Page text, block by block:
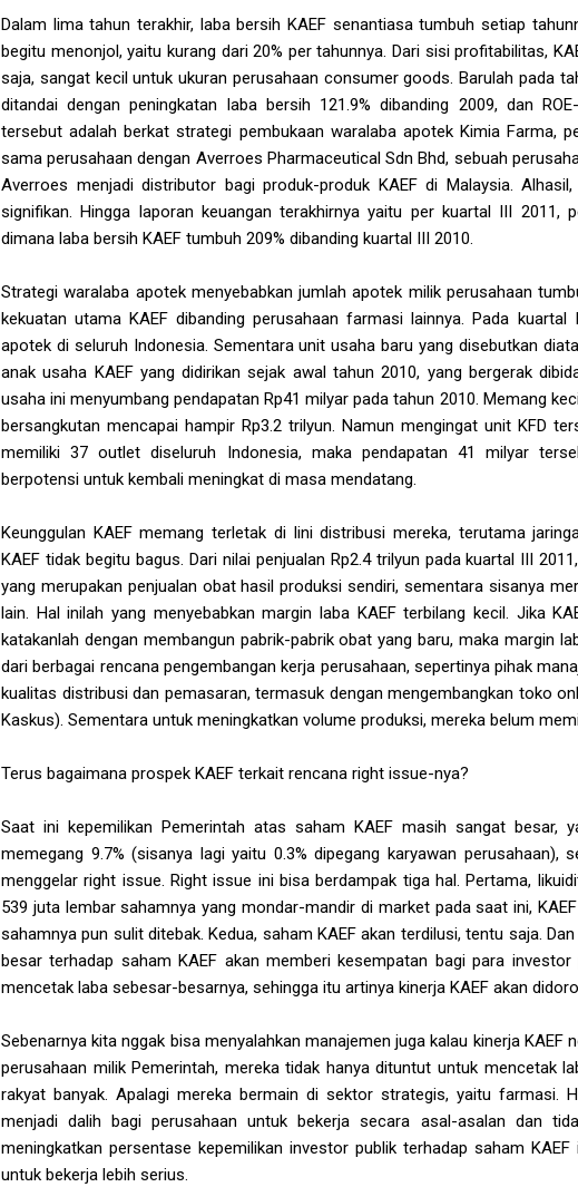
Dalam lima tahun terakhir, laba bersih KAEF senantiasa tumbuh setiap
begitu menonjol, yaitu kurang dari 20% per tahunnya. Dari sisi profitabilitas,
saja, sangat kecil untuk ukuran perusahaan consumer goods. Barulah pada
ditandai dengan peningkatan laba bersih 121.9% dibanding 2009, dan
tersebut adalah berkat strategi pembukaan waralaba apotek Kimia Farma,
sama perusahaan dengan Averroes Pharmaceutical Sdn Bhd, sebuah
Averroes menjadi distributor bagi produk-produk KAEF di Malaysia.
signifikan. Hingga laporan keuangan terakhirnya yaitu per kuartal III 2011,
dimana laba bersih KAEF tumbuh 209% dibanding kuartal III 2010.
Strategi waralaba apotek menyebabkan jumlah apotek milik perusahaan
kekuatan utama KAEF dibanding perusahaan farmasi lainnya. Pada
apotek di seluruh Indonesia. Sementara unit usaha baru yang disebutkan
anak usaha KAEF yang didirikan sejak awal tahun 2010, yang bergerak
usaha ini menyumbang pendapatan Rp41 milyar pada tahun 2010. Memang
bersangkutan mencapai hampir Rp3.2 trilyun. Namun mengingat unit KFD
memiliki 37 outlet diseluruh Indonesia, maka pendapatan 41 milyar
berpotensi untuk kembali meningkat di masa mendatang.
Keunggulan KAEF memang terletak di lini distribusi mereka, terutama
KAEF tidak begitu bagus. Dari nilai penjualan Rp2.4 trilyun pada kuartal III
yang merupakan penjualan obat hasil produksi sendiri, sementara sisanya
lain. Hal inilah yang menyebabkan margin laba KAEF terbilang kecil. Jika
katakanlah dengan membangun pabrik-pabrik obat yang baru, maka margin
dari berbagai rencana pengembangan kerja perusahaan, sepertinya pihak
kualitas distribusi dan pemasaran, termasuk dengan mengembangkan toko
Kaskus). Sementara untuk meningkatkan volume produksi, mereka belum
Terus bagaimana prospek KAEF terkait rencana right issue-nya?
Saat ini kepemilikan Pemerintah atas saham KAEF masih sangat besar,
memegang 9.7% (sisanya lagi yaitu 0.3% dipegang karyawan perusahaan),
menggelar right issue. Right issue ini bisa berdampak tiga hal. Pertama,
539 juta lembar sahamnya yang mondar-mandir di market pada saat ini,
sahamnya pun sulit ditebak. Kedua, saham KAEF akan terdilusi, tentu saja.
besar terhadap saham KAEF akan memberi kesempatan bagi para
mencetak laba sebesar-besarnya, sehingga itu artinya kinerja KAEF akan
Sebenarnya kita nggak bisa menyalahkan manajemen juga kalau kinerja KAEF
perusahaan milik Pemerintah, mereka tidak hanya dituntut untuk mencetak
rakyat banyak. Apalagi mereka bermain di sektor strategis, yaitu farmasi.
menjadi dalih bagi perusahaan untuk bekerja secara asal-asalan dan
meningkatkan persentase kepemilikan investor publik terhadap saham
untuk bekerja lebih serius.